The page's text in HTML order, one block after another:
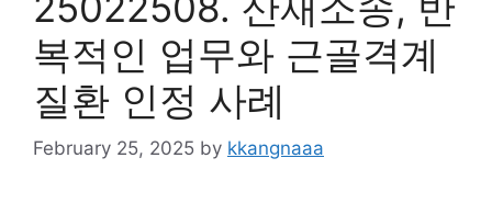
복적인 업무와 근골격계
질환 인정 사례
February 25, 2025 by kkangnaaa